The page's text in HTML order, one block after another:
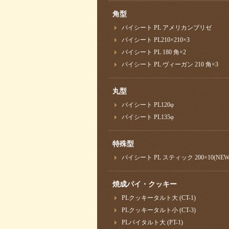
角型
パイシート PL アメリカンブリゼ
パイシート PL210×210×3
パイシート PL 180 角×2
パイシート PL ヴィーガン 210 角×3
丸型
パイシート PL120φ
パイシート PL135φ
特殊型
パイシート PL スティック
焼成パイ・クッキー
PLクッキータルト大 (CT-1)
PLクッキータルト小 (CT-3)
PLパイタルト大 (PT-1)